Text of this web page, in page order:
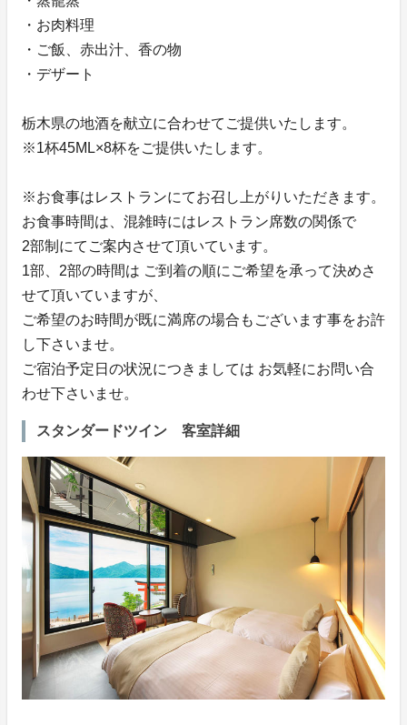
・お肉料理
・ご飯、赤出汁、香の物
・デザート
栃木県の地酒を献立に合わせてご提供いたします。
※1杯45ML×8杯をご提供いたします。
※お食事はレストランにてお召し上がりいただきます。
お食事時間は、混雑時にはレストラン席数の関係で
2部制にてご案内させて頂いています。
1部、2部の時間は ご到着の順にご希望を承って決めさ
せて頂いていますが、
ご希望のお時間が既に満席の場合もございます事をお許
し下さいませ。
ご宿泊予定日の状況につきましては お気軽にお問い合
わせ下さいませ。
スタンダードツイン 客室詳細